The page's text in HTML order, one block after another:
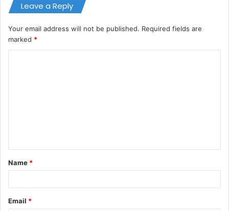
Leave a Reply
Your email address will not be published. Required fields are
marked *
t
*
Name *
Email *